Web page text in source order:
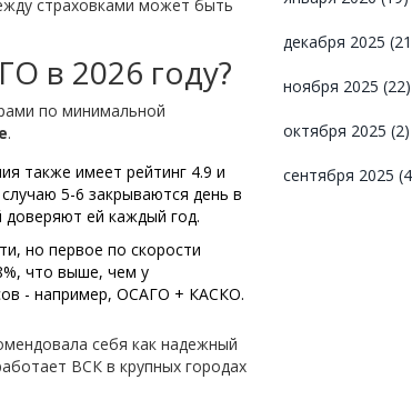
страховками может быть
в 2026 году?
по минимальной
.
также имеет рейтинг 4.9 и
5-6 закрываются день в
ей каждый год.
но первое по скорости
что выше, чем у
- например, ОСАГО + КАСКО.
себя как надежный
ВСК в крупных городах
декабря 2025
ноября 2025 (22)
октября 2025 (2)
сентября 2025